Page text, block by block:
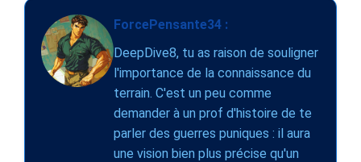
ForcePensante34 :
DeepDive8, tu as raison de souligner
l'importance de la connaissance du
terrain. C'est un peu comme
demander à un prof d'histoire de te
parler des guerres puniques : il aura
une vision bien plus précise qu'un